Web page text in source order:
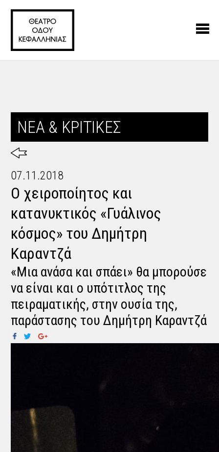
ΝΕΑ & ΚΡΙΤΙΚΕΣ
07.11.2018
Ο χειροποίητος και
κατανυκτικός «Γυάλινος
κόσμος» του Δημήτρη
Καραντζά
«Μια ανάσα και σπάει» θα μπορούσε
να είναι και ο υπότιτλος της
πειραματικής, στην ουσία της,
παράστασης του Δημήτρη Καραντζά